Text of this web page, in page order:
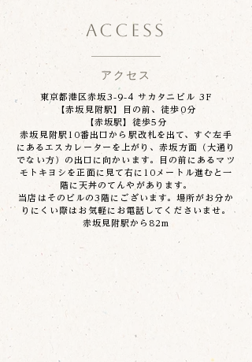
ACCESS
アクセス
東京都港区赤坂3-9-4 サカタニビル 3F​
【赤坂見附駅】目の前、徒歩0分
【赤坂駅】徒歩5分
赤坂見附駅10番出口から駅改札を出て、すぐ左手
にあるエスカレーターを上がり、赤坂方面（大通り
でない方）の出口に向かいます。目の前にあるマツ
モトキヨシを正面に見て右に10メートル進むと一
階に天丼のてんやがあります。
当店はそのビルの3階にございます。場所がお分か
りにくい際はお気軽にお電話してくださいませ。
赤坂見附駅から82m